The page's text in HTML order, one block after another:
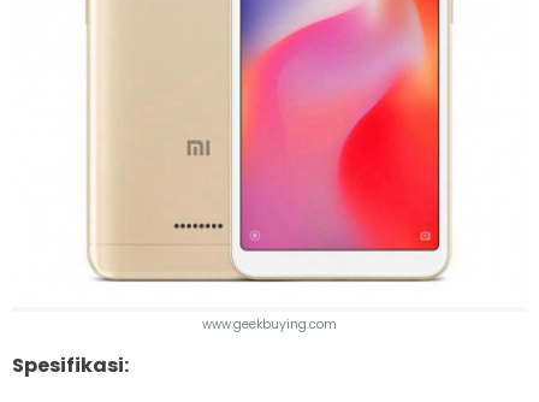
www.geekbuying.com
Spesifikasi: